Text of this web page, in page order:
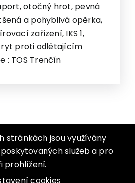
otočný hrot, pevná
a pohyblivá opěrka,
zařízení, IKS 1,
proti odlétajícím
: TOS Trenčín
KONTAKT
stránkách jsou využívány
služeb a pro
prohlížení.
cookies